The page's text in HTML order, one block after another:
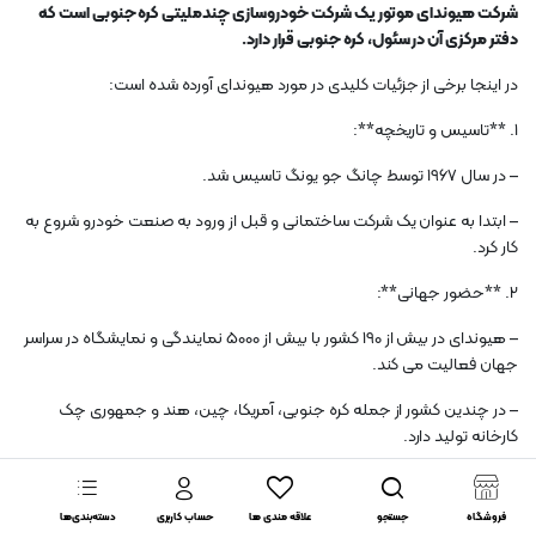
شرکت هیوندای موتور یک شرکت خودروسازی چندملیتی کره جنوبی است که
دفتر مرکزی آن در سئول، کره جنوبی قرار دارد.
در اینجا برخی از جزئیات کلیدی در مورد هیوندای آورده شده است:
1. **تاسیس و تاریخچه**:
– در سال 1967 توسط چانگ جو یونگ تاسیس شد.
– ابتدا به عنوان یک شرکت ساختمانی و قبل از ورود به صنعت خودرو شروع به
کار کرد.
2. **حضور جهانی**:
– هیوندای در بیش از 190 کشور با بیش از 5000 نمایندگی و نمایشگاه در سراسر
جهان فعالیت می کند.
– در چندین کشور از جمله کره جنوبی، آمریکا، چین، هند و جمهوری چک
کارخانه تولید دارد.
– ارائه طیف گسترده ای از وسایل نقلیه، از جمله سدان، SUV، کامیون، و وسایل
فروشگاه جستجو علاقه مندی ها حساب کاربری دسته‌بندی‌ها